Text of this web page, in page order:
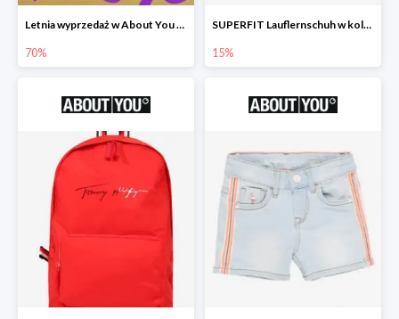
Letnia wyprzedaż w About You do -70%
70%
SUPERFIT Lauflernschuh w kolorze Niebieski -15%
15%